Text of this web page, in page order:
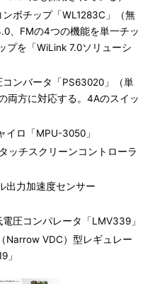
ボチップ「WL1283C」（無
、FMの4つの機能を単一チッ
プを「WiLink 7.0ソリューシ
ンバータ「PS63020」（単
両方に対応する。4Aのスイッ
イロ「MPU-3050」
ッチスクリーンコントローラ
出力加速度センサー
圧コンパレータ「LMV339」
Narrow VDC）型レギュレー
」